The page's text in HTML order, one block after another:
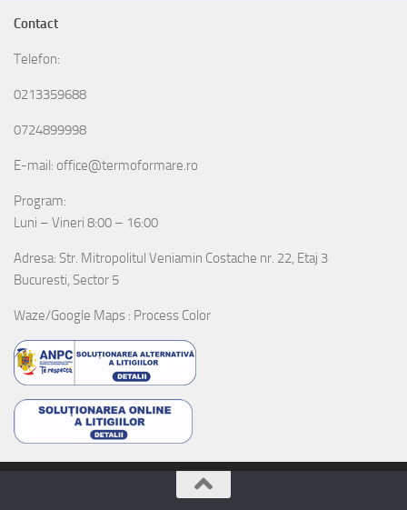
Contact
Telefon:
0213359688
0724899998
E-mail: office@termoformare.ro
Program:
Luni – Vineri 8:00 – 16:00
Adresa: Str. Mitropolitul Veniamin Costache nr. 22, Etaj 3
Bucuresti, Sector 5
Waze/Google Maps : Process Color